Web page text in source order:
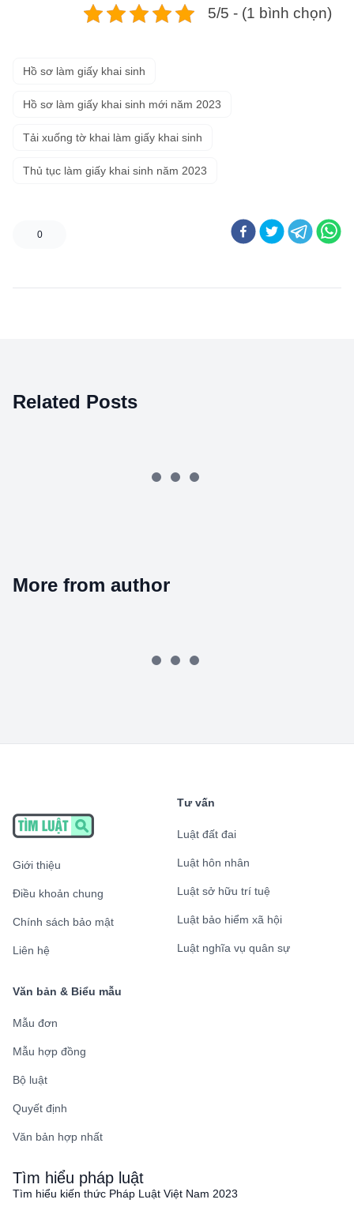
5/5 - (1 bình chọn)
Hồ sơ làm giấy khai sinh
Hồ sơ làm giấy khai sinh mới năm 2023
Tải xuống tờ khai làm giấy khai sinh
Thủ tục làm giấy khai sinh năm 2023
0
Related Posts
More from author
Giới thiệu
Điều khoản chung
Chính sách bảo mật
Liên hệ
Tư vấn
Luật đất đai
Luật hôn nhân
Luật sở hữu trí tuệ
Luật bảo hiểm xã hội
Luật nghĩa vụ quân sự
Văn bản & Biểu mẫu
Mẫu đơn
Mẫu hợp đồng
Bộ luật
Quyết định
Văn bản hợp nhất
Tìm hiểu pháp luật
Tìm hiểu kiến thức Pháp Luật Việt Nam 2023